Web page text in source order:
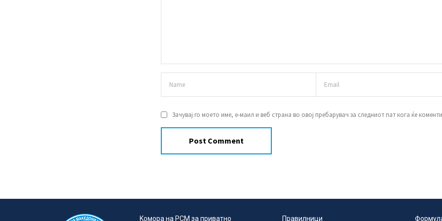
Зачувај го моето име, е-маил и веб страна во овој пребарувач за следниот пат кога ќе
Kомора на РСМ за приватно Правилници